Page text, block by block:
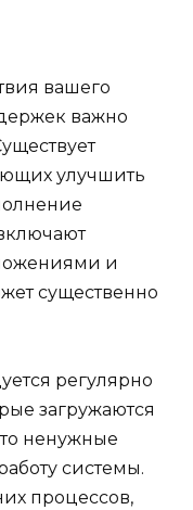
вашего
важно
улучшить
и
существенно
регулярно
загружаются
ненужные
системы.
процессов,